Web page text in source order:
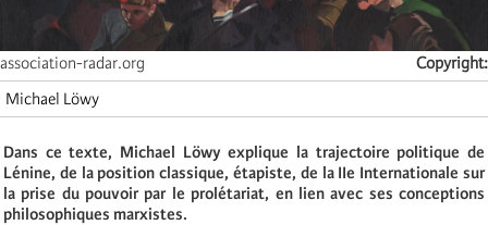
Copyright
association-radar.org
Michael Löwy
Dans ce texte, Michael Löwy explique la trajectoire politique de
Lénine, de la position classique, étapiste, de la IIe Internationale sur
la prise du pouvoir par le prolétariat, en lien avec ses conceptions
philosophiques marxistes.